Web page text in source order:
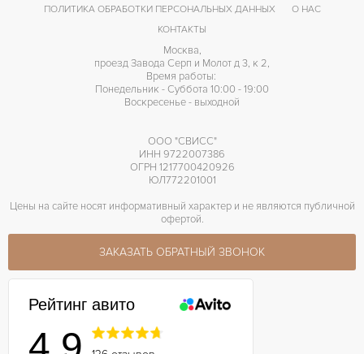
ПОЛИТИКА ОБРАБОТКИ ПЕРСОНАЛЬНЫХ ДАННЫХ
О НАС
КОНТАКТЫ
Москва,
проезд Завода Серп и Молот д 3, к 2,
Время работы:
Понедельник - Суббота 10:00 - 19:00
Воскресенье - выходной
ООО "СВИСС"
ИНН 9722007386
ОГРН 1217700420926
ЮЛ772201001
Цены на сайте носят информативный характер и не являются публичной
офертой.
ЗАКАЗАТЬ ОБРАТНЫЙ ЗВОНОК
Рейтинг авито